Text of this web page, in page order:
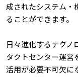
成されたシステム・
ることができます。
日々進化するテクノ
タクトセンター運営
活用が必要不可欠に